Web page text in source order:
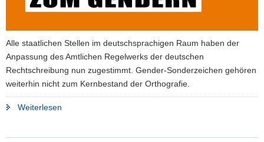
Alle staatlichen Stellen im deutschsprachigen Raum haben der
Anpassung des Amtlichen Regelwerks der deutschen
Rechtschreibung nun zugestimmt. Gender-Sonderzeichen gehören
weiterhin nicht zum Kernbestand der Orthografie.
Weiterlesen